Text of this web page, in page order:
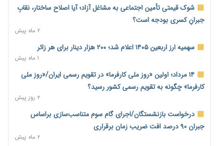
بنگاه‌داری بانک‌ها؛ مانع بزرگ خانه‌دار شدن مستأجران
نماینده مجلس: توسعه مرزهای زمینی به راهبرد تأمین کالاهای
اساسی تبدیل شود
۲ روز پیش
خانه کارگر قزوین: شکاف دستمزد و هزینه معیشت هر روز عمیق‌تر
می‌شود
۲ روز پیش
رئیس سازمان امور مالیاتی: بلاگرهای پردرآمد مشمول پرداخت
مالیات هستند
۲ روز پیش
شوک قیمتی تأمین اجتماعی به مشاغل آزاد؛ آیا اصلاح ساختار، نقابِ
جبرانِ کسری بودجه است؟
۲ ماه پیش
سهمیه ارز اربعین ۱۴۰۵ اعلام شد؛ ۲۰۰ هزار دینار برای هر زائر
۱ ماه پیش
۱۴ مرداد؛ اولین «روز ملی کارفرما» در تقویم رسمی ایران/«روز ملی
کارفرما» چگونه به تقویم رسمی کشور رسید؟
۲ روز پیش
درخواست بازنشستگان/اجرای گام سوم متناسب‌سازی براساس
جبران ۹۰ درصد افت ضریب زمان برقراری
۲ ماه پیش